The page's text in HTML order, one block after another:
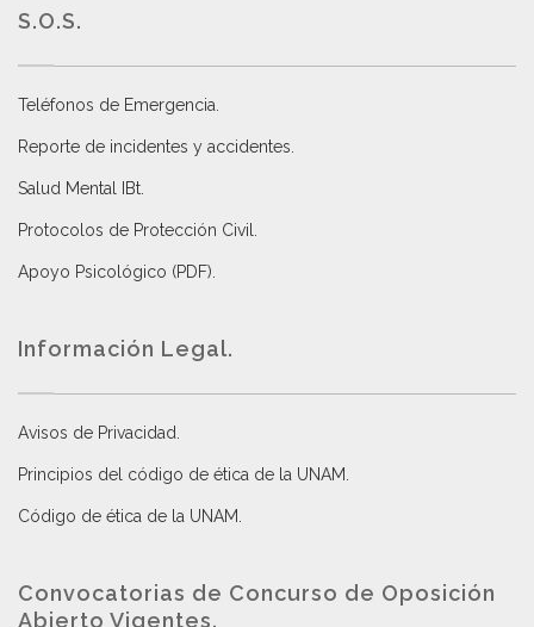
S.O.S.
Teléfonos de Emergencia.
Reporte de incidentes y accidentes
Salud Mental IBt
Protocolos de Protección Civil
Apoyo Psicológico (PDF)
Información Legal.
Avisos de Privacidad
Principios del código de ética de la UNAM
Código de ética de la UNAM
Convocatorias de Concurso de Oposición
Abierto Vigentes.